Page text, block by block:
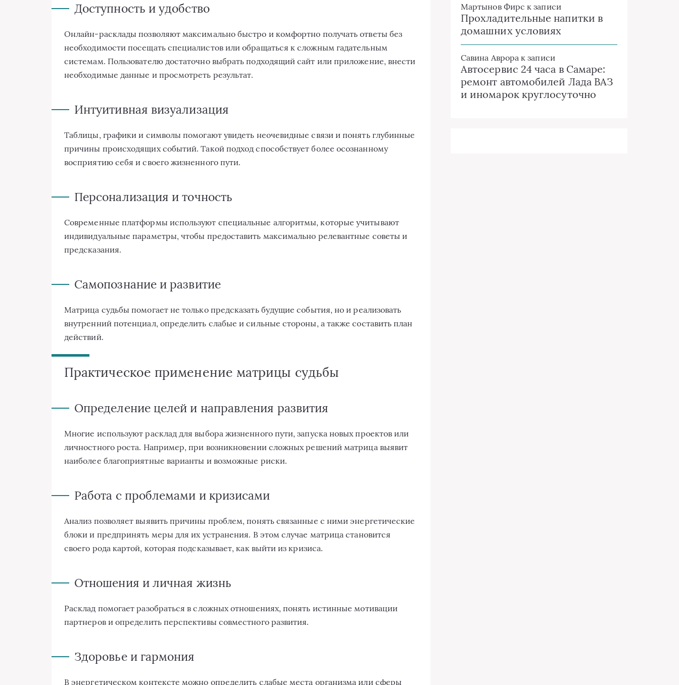
Доступность и удобство
Онлайн-расклады позволяют максимально быстро и комфортно получать ответы без
необходимости посещать специалистов или обращаться к сложным гадательным
системам. Пользователю достаточно выбрать подходящий сайт или приложение, внести
необходимые данные и просмотреть результат.
Интуитивная визуализация
Таблицы, графики и символы помогают увидеть неочевидные связи и понять глубинные
причины происходящих событий. Такой подход способствует более осознанному
восприятию себя и своего жизненного пути.
Персонализация и точность
Современные платформы используют специальные алгоритмы, которые учитывают
индивидуальные параметры, чтобы предоставить максимально релевантные советы и
предсказания.
Самопознание и развитие
Матрица судьбы помогает не только предсказать будущие события, но и реализовать
внутренний потенциал, определить слабые и сильные стороны, а также составить план
действий.
Практическое применение матрицы судьбы
Определение целей и направления развития
Многие используют расклад для выбора жизненного пути, запуска новых проектов или
личностного роста. Например, при возникновении сложных решений матрица выявит
наиболее благоприятные варианты и возможные риски.
Работа с проблемами и кризисами
Анализ позволяет выявить причины проблем, понять связанные с ними энергетические
блоки и предпринять меры для их устранения. В этом случае матрица становится
своего рода картой, которая подсказывает, как выйти из кризиса.
Отношения и личная жизнь
Расклад помогает разобраться в сложных отношениях, понять истинные мотивации
партнеров и определить перспективы совместного развития.
Здоровье и гармония
В энергетическом контексте можно определить слабые места организма или сферы
Мартынов Фирс к записи
Прохладительные напитки в
домашних условиях
Савина Аврора к записи
Автосервис 24 часа в Самаре:
ремонт автомобилей Лада ВАЗ
и иномарок круглосуточно